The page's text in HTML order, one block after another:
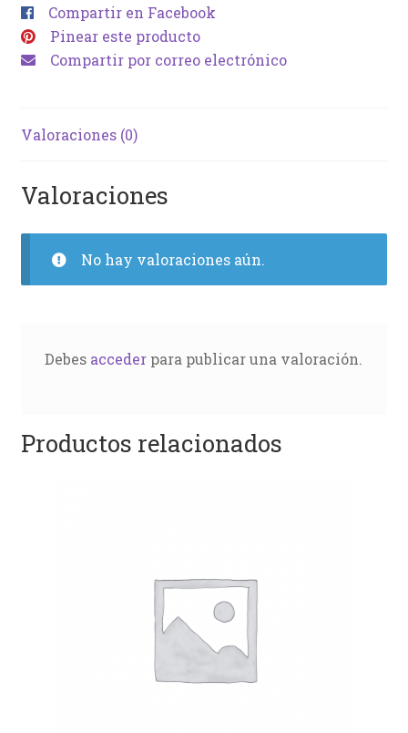
Compartir en Facebook
Pinear este producto
Compartir por correo electrónico
Valoraciones (0)
Valoraciones
No hay valoraciones aún.
Debes accederpara publicar una valoración.
Productos relacionados